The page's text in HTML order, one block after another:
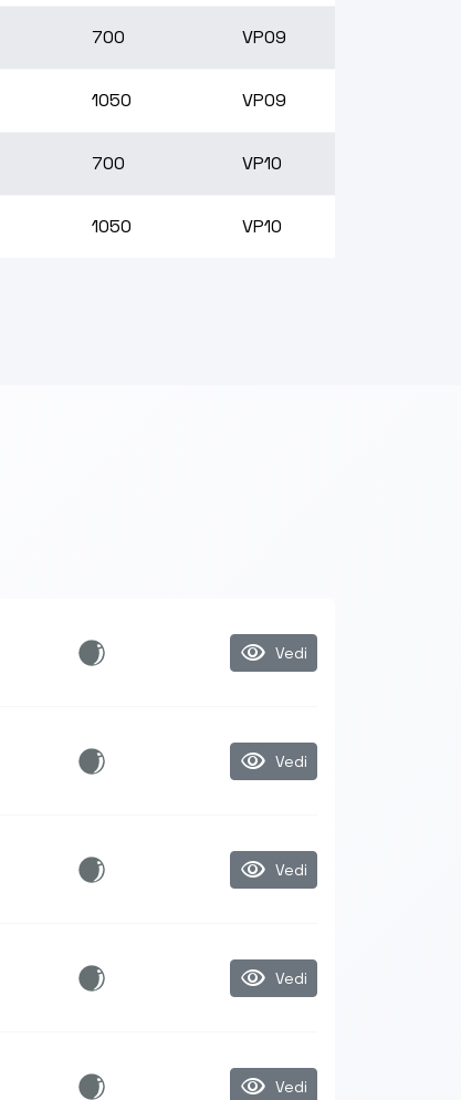
700 VP09
1050 VP09
700 VP10
1050 VP10
visibility Vedi
visibility Vedi
visibility Vedi
visibility Vedi
visibility Vedi